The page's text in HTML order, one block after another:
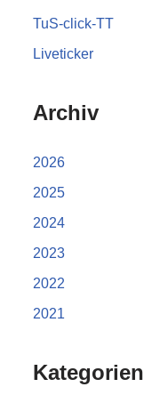
TuS-click-TT
Liveticker
Archiv
2026
2025
2024
2023
2022
2021
Kategorien